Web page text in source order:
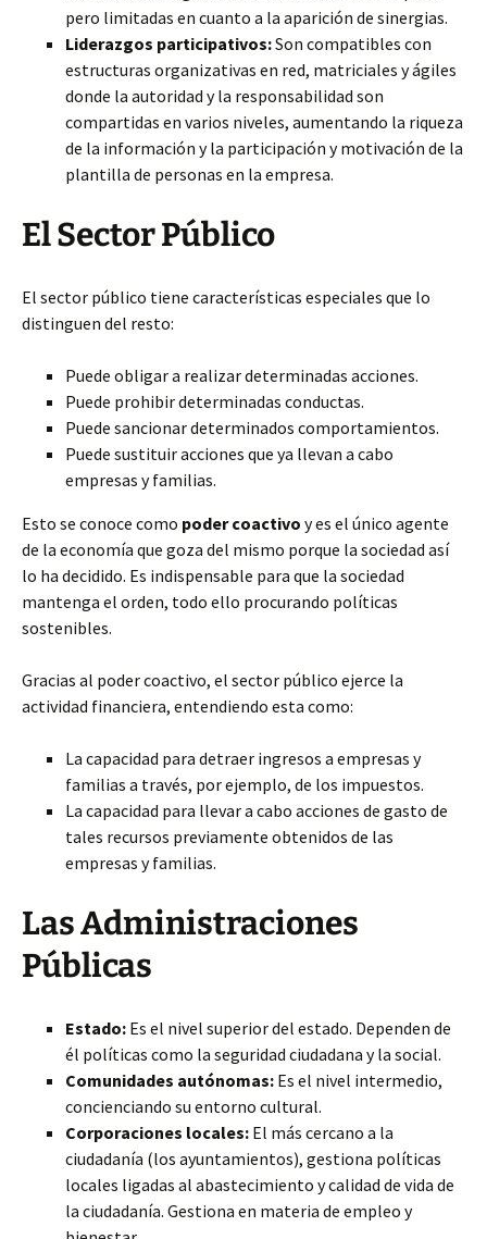
pero limitadas en cuanto a la aparición de sinergias.
Liderazgos participativos:Son compatibles con
estructuras organizativas en red, matriciales y ágiles
donde la autoridad y la responsabilidad son
compartidas en varios niveles, aumentando la riqueza
de la información y la participación y motivación de la
plantilla de personas en la empresa.
El Sector Público
El sector público tiene características especiales que lo
distinguen del resto:
Puede obligar a realizar determinadas acciones.
Puede prohibir determinadas conductas.
Puede sancionar determinados comportamientos.
Puede sustituir acciones que ya llevan a cabo
empresas y familias.
Esto se conoce como poder coactivo y es el único agente
de la economía que goza del mismo porque la sociedad así
lo ha decidido. Es indispensable para que la sociedad
mantenga el orden, todo ello procurando políticas
sostenibles.
Gracias al poder coactivo, el sector público ejerce la
actividad financiera, entendiendo esta como:
La capacidad para detraer ingresos a empresas y
familias a través, por ejemplo, de los impuestos.
La capacidad para llevar a cabo acciones de gasto de
tales recursos previamente obtenidos de las
empresas y familias.
Las Administraciones
Públicas
Estado: Es el nivel superior del estado. Dependen de
él políticas como la seguridad ciudadana y la social.
Comunidades autónomas: Es el nivel intermedio,
concienciando su entorno cultural.
Corporaciones locales: El más cercano a la
ciudadanía (los ayuntamientos), gestiona políticas
locales ligadas al abastecimiento y calidad de vida de
la ciudadanía. Gestiona en materia de empleo y